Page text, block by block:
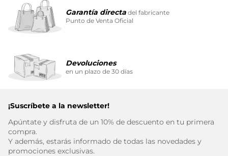
Garantía directa del fabricante
Punto de Venta Oficial
Devoluciones
en un plazo de 30 días
¡Suscríbete a la newsletter!
Apúntate y disfruta de un 10% de descuento en tu primera
compra.
Y además, estarás informado de todas las novedades y
promociones exclusivas.